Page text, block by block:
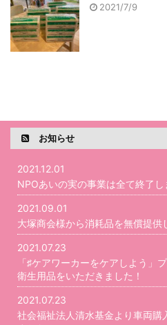
2021/7/9
お知らせ
2021.12.01
NPOあいの実の事業は全て終了し
2021.09.01
大塚商会様から消耗品を無償提供
2021.07.23
「♯ケアワーカーをケアしよう」
衛生用品をいただきました！
2021.07.23
社会福祉法人清水基金より車両購